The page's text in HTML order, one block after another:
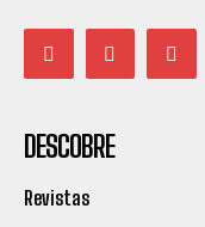
DESCOBRE
Revistas